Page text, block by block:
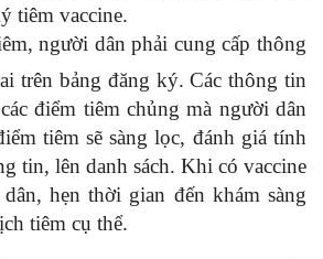
tiêm vaccine.
người dân phải cung cấp thông
trên bảng đăng ký. Các thông tin
điểm tiêm chủng mà người dân
tiêm sẽ sàng lọc, đánh giá tính
tin, lên danh sách. Khi có vaccine
hẹn thời gian đến khám sàng
tiêm cụ thể.